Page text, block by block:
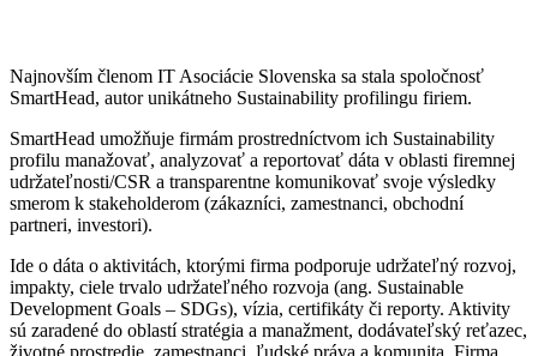
Najnovším členom IT Asociácie Slovenska sa stala spoločnosť
SmartHead, autor unikátneho Sustainability profilingu firiem.
SmartHead umožňuje firmám prostredníctvom ich Sustainability
profilu manažovať, analyzovať a reportovať dáta v oblasti firemnej
udržateľnosti/CSR a transparentne komunikovať svoje výsledky
smerom k stakeholderom (zákazníci, zamestnanci, obchodní
partneri, investori).
Ide o dáta o aktivitách, ktorými firma podporuje udržateľný rozvoj,
impakty, ciele trvalo udržateľného rozvoja (ang. Sustainable
Development Goals – SDGs), vízia, certifikáty či reporty. Aktivity
sú zaradené do oblastí stratégia a manažment, dodávateľský reťazec,
životné prostredie, zamestnanci, ľudské práva a komunita. Firma